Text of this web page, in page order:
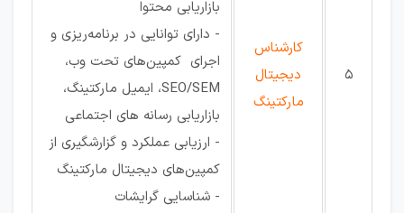
5
کارشناس
دیجیتال
مارکتینگ
بازاریابی محتوا
- دارای توانایی در برنامه‌ریزی و
اجرای کمپین‌های تحت وب،
SEO/SEM، ایمیل مارکتینگ،
بازاریابی رسانه های اجتماعی
- ارزیابی عملکرد و گزارشگیری از
کمپین‌های دیجیتال مارکتینگ
- شناسایی گرایشات